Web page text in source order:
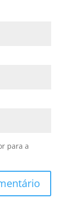
para a